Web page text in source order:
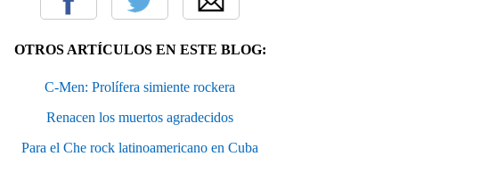
OTROS ARTÍCULOS EN ESTE BLOG:
C-Men: Prolífera simiente rockera
Renacen los muertos agradecidos
Para el Che rock latinoamericano en Cuba